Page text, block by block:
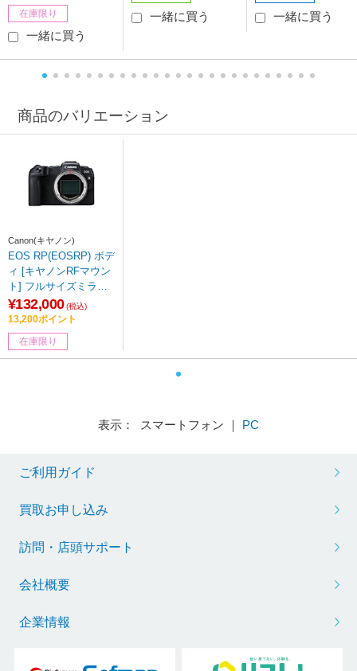
在庫限り
一緒に買う
一緒に買う 一緒に買う
商品のバリエーション
Canon(キヤノン)
EOS RP(EOSRP) ボデ
ィ [キヤノンRFマウン
ト] フルサイズミラー
レスカメラ 【852】
¥132,000 (税込)
13,200ポイント
在庫限り
表示： スマートフォン ｜ PC
ご利用ガイド
買取お申し込み
訪問・店頭サポート
会社概要
企業情報